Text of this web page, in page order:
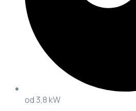
od 3,8 kW